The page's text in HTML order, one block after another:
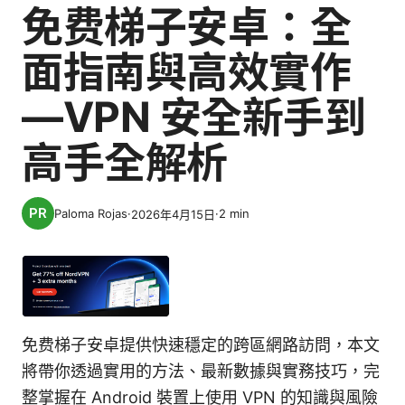
免费梯子安卓：全
面指南與高效實作
—VPN 安全新手到
高手全解析
Paloma Rojas·2026年4月15日·2 min
免费梯子安卓提供快速穩定的跨區網路訪問，本文
將帶你透過實用的方法、最新數據與實務技巧，完
整掌握在 Android 裝置上使用 VPN 的知識與風險